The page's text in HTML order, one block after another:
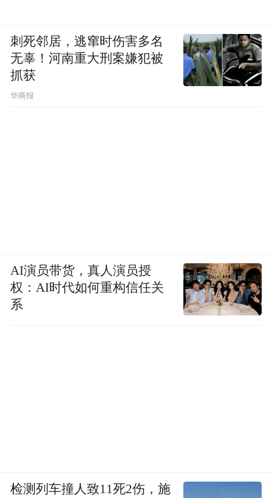
刺死邻居，逃窜时伤害多名
无辜！河南重大刑案嫌犯被
抓获
华商报
AI演员带货，真人演员授
权：AI时代如何重构信任关
系
检测列车撞人致11死2伤，施